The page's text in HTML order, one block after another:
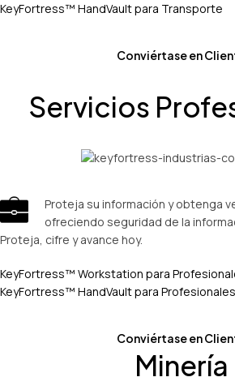
KeyFortress™ HandVault para Transporte
Conviértase en
Servicios
Proteja su información y obtenga
ofreciendo seguridad de la
Proteja, cifre y avance hoy.
KeyFortress™ Workstation para
KeyFortress™ HandVault para Profesionales
Conviértase en
Minería